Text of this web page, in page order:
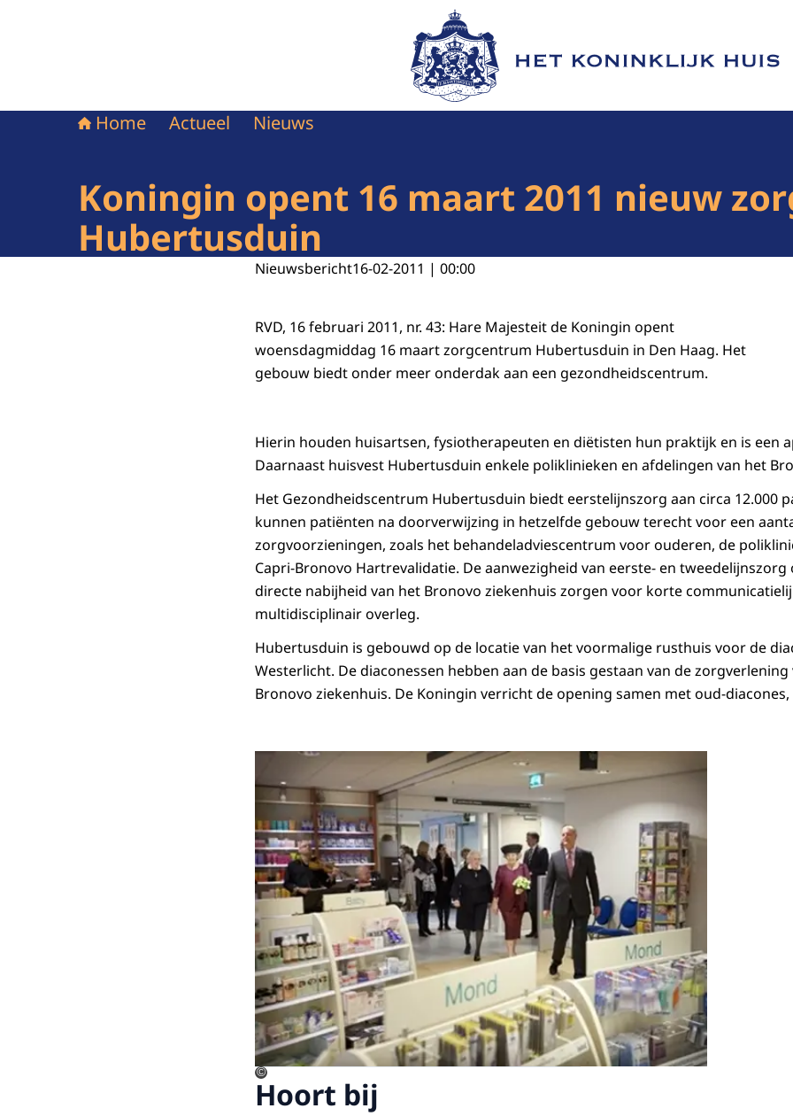
Naar de homepage van Het Koninklijk Huis
Home Actueel Nieuws
Koningin opent 16 maart 2011 nieuw
Hubertusduin
Nieuwsbericht16-02-2011 | 00:00
RVD, 16 februari 2011, nr. 43: Hare Majesteit de Koningin opent
woensdagmiddag 16 maart zorgcentrum Hubertusduin in Den Haag. Het
gebouw biedt onder meer onderdak aan een gezondheidscentrum.
Hierin houden huisartsen, fysiotherapeuten en diëtisten hun praktijk en is een
Daarnaast huisvest Hubertusduin enkele poliklinieken en afdelingen van het
Het Gezondheidscentrum Hubertusduin biedt eerstelijnszorg aan circa 12.000
kunnen patiënten na doorverwijzing in hetzelfde gebouw terecht voor een
zorgvoorzieningen, zoals het behandeladviescentrum voor ouderen, de
Capri-Bronovo Hartrevalidatie. De aanwezigheid van eerste- en tweedelijnszorg
directe nabijheid van het Bronovo ziekenhuis zorgen voor korte
multidisciplinair overleg.
Hubertusduin is gebouwd op de locatie van het voormalige rusthuis voor de
Westerlicht. De diaconessen hebben aan de basis gestaan van de
Bronovo ziekenhuis. De Koningin verricht de opening samen met oud-diacones,
©
Hoort bij